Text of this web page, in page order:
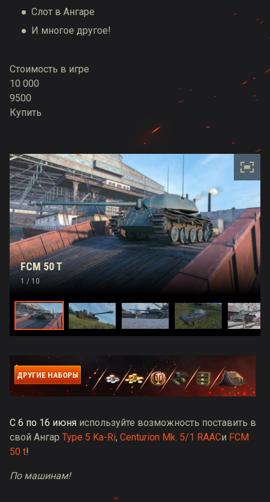
Слот в Ангаре
И многое другое!
Стоимость в игре
10 000
9500
Купить
FCM 50 T
1 / 10
ДРУГИЕ НАБОРЫ
С 6 по 16 июня используйте возможность поставить в
свой Ангар Type 5 Ka-Ri, Centurion Mk. 5/1 RAACи FCM
50 t!
По машинам!